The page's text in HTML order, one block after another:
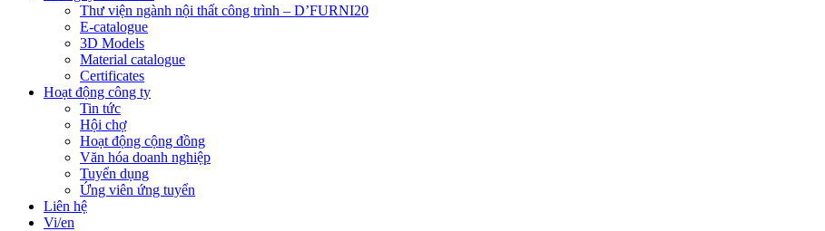
Thư viện ngành nội thất công trình – D’FURNI20
E-catalogue
3D Models
Material catalogue
Certificates
Hoạt động công ty
Tin tức
Hội chợ
Hoạt động cộng đồng
Văn hóa doanh nghiệp
Tuyển dụng
Ứng viên ứng tuyển
Liên hệ
Vi/en